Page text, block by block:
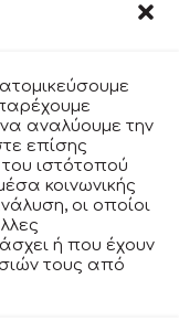
να αναλύουμε την
επίσης
ιστότοπού
κοινωνικής
οι οποίοι
ή που έχουν
τους από